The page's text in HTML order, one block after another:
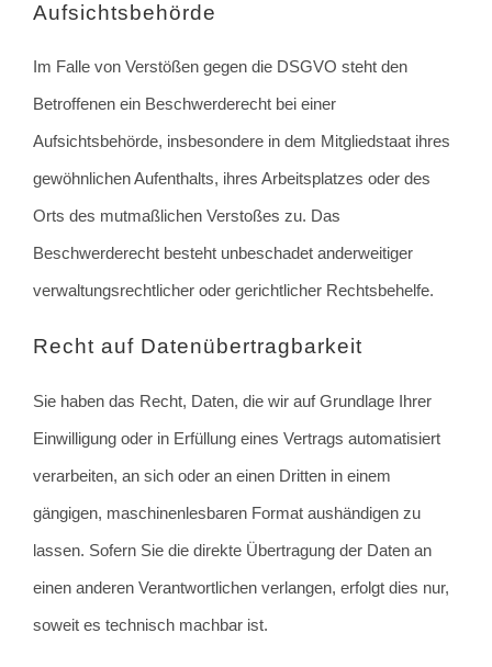
Aufsichts­behörde
Im Falle von Verstößen gegen die DSGVO steht den
Betroffenen ein Beschwerderecht bei einer
Aufsichtsbehörde, insbesondere in dem Mitgliedstaat ihres
gewöhnlichen Aufenthalts, ihres Arbeitsplatzes oder des
Orts des mutmaßlichen Verstoßes zu. Das
Beschwerderecht besteht unbeschadet anderweitiger
verwaltungsrechtlicher oder gerichtlicher Rechtsbehelfe.
Recht auf Daten­übertrag­barkeit
Sie haben das Recht, Daten, die wir auf Grundlage Ihrer
Einwilligung oder in Erfüllung eines Vertrags automatisiert
verarbeiten, an sich oder an einen Dritten in einem
gängigen, maschinenlesbaren Format aushändigen zu
lassen. Sofern Sie die direkte Übertragung der Daten an
einen anderen Verantwortlichen verlangen, erfolgt dies nur,
soweit es technisch machbar ist.